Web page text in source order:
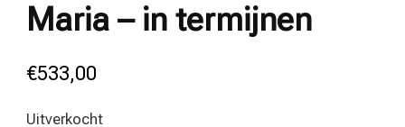
Maria – in termijnen
€533,00
Uitverkocht